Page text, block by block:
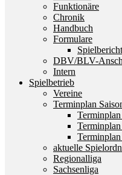
Funktionäre
Chronik
Handbuch
Formulare
DBV/BLV-
Intern
Spielbetrieb
Vereine
Terminplan
aktuelle
Regionalliga
Sachsenliga